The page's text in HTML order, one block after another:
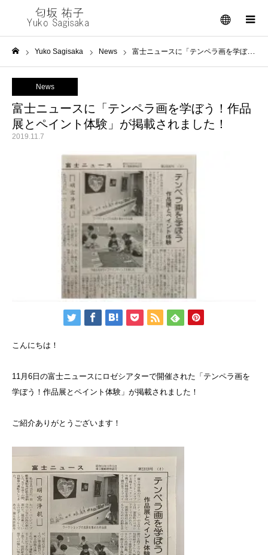
メニュー
Yuko Sagisaka News 富士ニュースに「テンペラ画を学ぼう！作品展とペイント体験」が掲載されました！
News
富士ニュースに「テンペラ画を学ぼう！作品
展とペイント体験」が掲載されました！
2019.11.7
こんにちは！
11月6日の富士ニュースにロゼシアターで開催された「テンペラ画を
学ぼう！作品展とペイント体験」が掲載されました！
ご紹介ありがとうございます！